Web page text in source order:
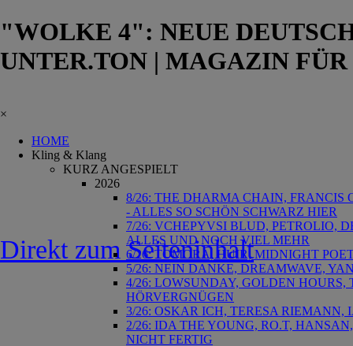
"WOLKE 4": NEUE
UNTER.TON | MAGAZIN
×
HOME
Kling & Klang
KURZ ANGESPIELT
2026
8/26: THE DHARMA CHAIN,
- ALLES SO SCHÖN SCHWARZ HIER
7/26: VCHEPYVSI BLUD, PETROLIO,
ALLES UND NOCH VIEL MEHR
6/26: TOMORA, HUIR, MIDNIGHT
5/26: NEIN DANKE, DREAMWAVE,
4/26: LOWSUNDAY, GOLDEN
HÖRVERGNÜGEN
3/26: OSKAR ICH, TERESA
2/26: IDA THE YOUNG, RO.T,
NICHT FERTIG
Direkt zum Seiteninhalt